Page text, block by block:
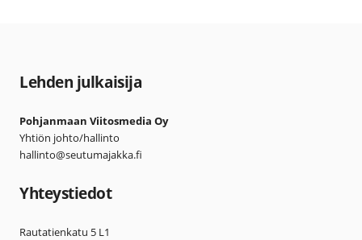
Lehden julkaisija
Pohjanmaan Viitosmedia Oy
Yhtiön johto/hallinto
hallinto@seutumajakka.fi
Yhteystiedot
Rautatienkatu 5 L1